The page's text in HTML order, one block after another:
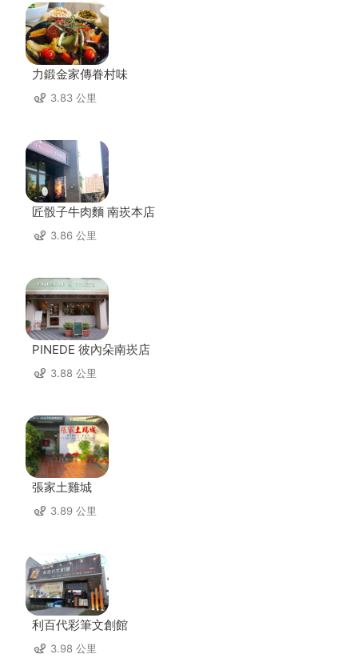
力鍛金家傳眷村味
3.83 公里
匠骰子牛肉麵 南崁本店
3.86 公里
PINEDE 彼內朵南崁店
3.88 公里
張家土雞城
3.89 公里
利百代彩筆文創館
3.98 公里